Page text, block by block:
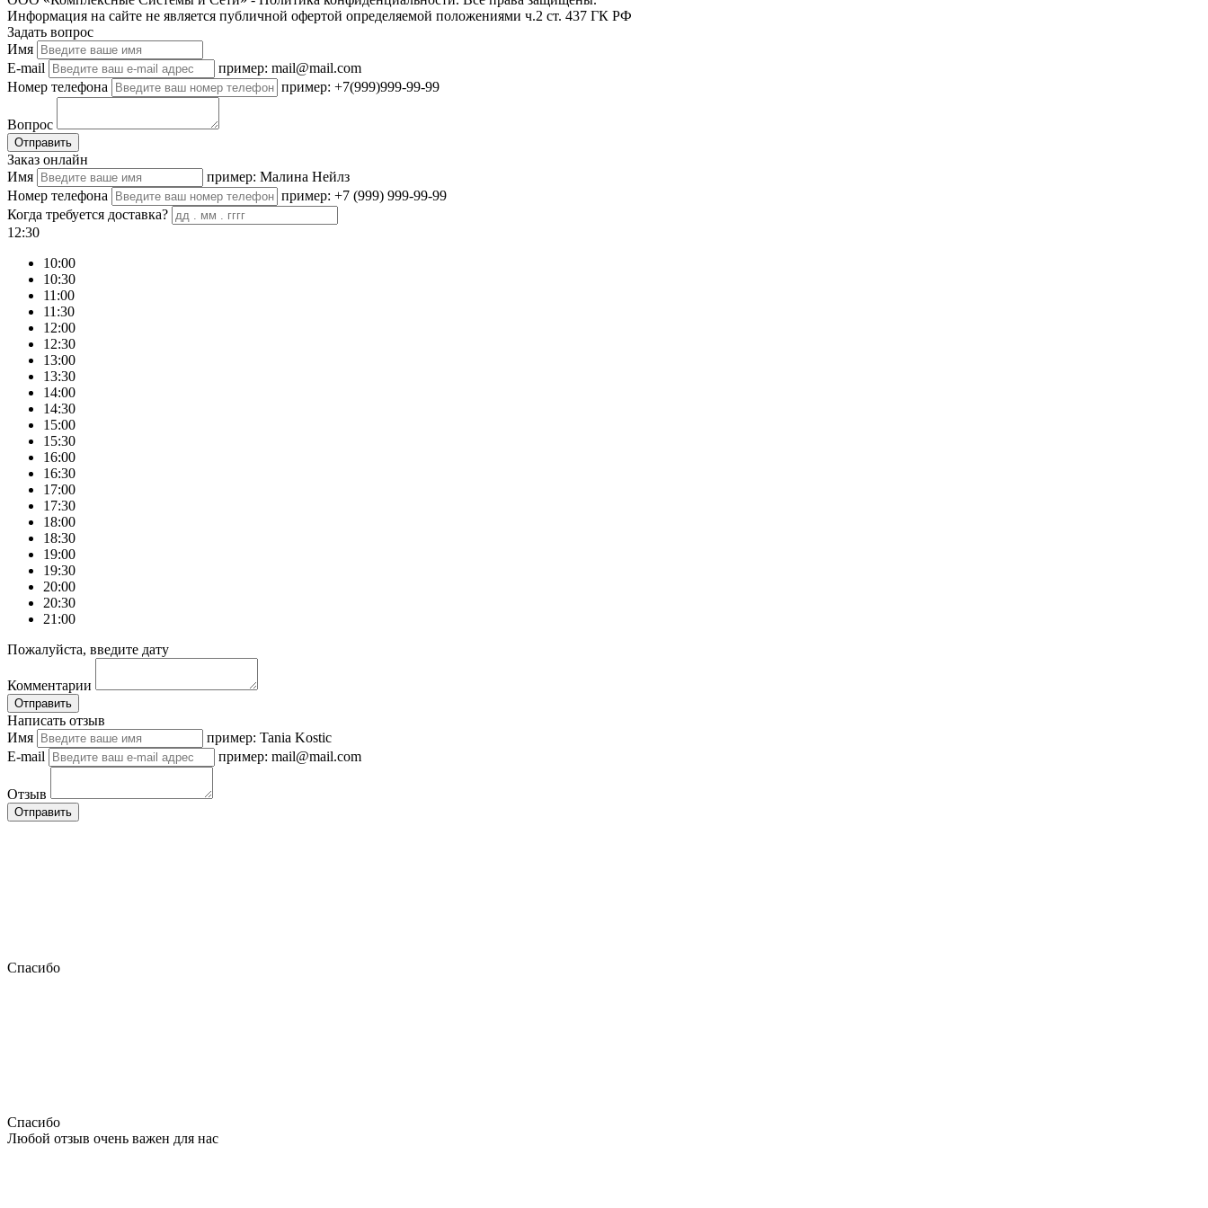
Информация на сайте не является публичной офертой определяемой положениями ч.2 ст. 437 ГК РФ
Задать вопрос
Имя
E-mail
пример: mail@mail.com
Номер телефона
пример: +7(999)999-99-99
Вопрос
Отправить
Заказ онлайн
Имя
пример: Малина Нейлз
Номер телефона
пример: +7 (999) 999-99-99
Когда требуется доставка?
12:30
10:00
10:30
11:00
11:30
12:00
12:30
13:00
13:30
14:00
14:30
15:00
15:30
16:00
16:30
17:00
17:30
18:00
18:30
19:00
19:30
20:00
20:30
21:00
Пожалуйста, введите дату
Комментарии
Отправить
Написать отзыв
Имя
пример: Tania Kostic
E-mail
пример: mail@mail.com
Отзыв
Отправить
Спасибо
Спасибо
Любой отзыв очень важен для нас